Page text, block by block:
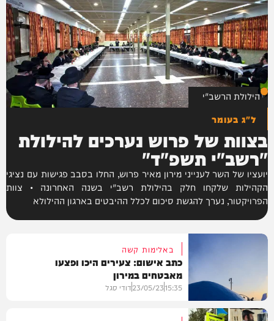
הילולת הרשב"י
ל"ג בעומר
בצוות של פרוש נערכים להילולת
"רשב"י תשפ"ד"
יועציו של השר לענייני מירון מאיר פרוש, החלו בסבב פגישות עם נציגי
הקהילות שלקחו חלק בהילולת רשב"י בשנה האחרונה • צוות
הפרויקטור, נערך להגשת סיכום לכלל ההיבטים בארגון ההילולא
באלימות קשה
כתב אישום: צעירים היכו ופצעו
מאבטחים במירון
15:35
23/05/23דודי סגל